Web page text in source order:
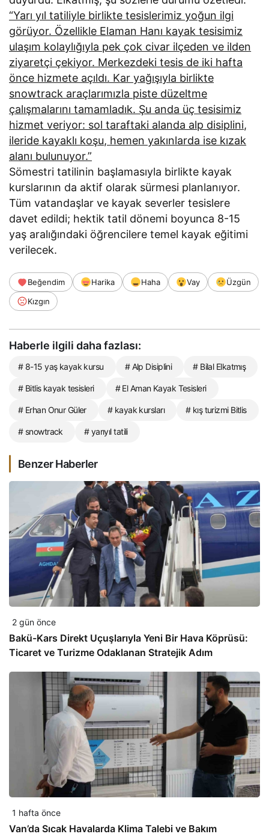
“Yarı yıl tatiliyle birlikte tesislerimiz yoğun ilgi
görüyor. Özellikle Elaman Hanı kayak tesisimiz
ulaşım kolaylığıyla pek çok civar ilçeden ve ilden
ziyaretçi çekiyor. Merkezdeki tesis de iki hafta
önce hizmete açıldı. Kar yağışıyla birlikte
snowtrack araçlarımızla piste düzeltme
çalışmalarını tamamladık. Şu anda üç tesisimiz
hizmet veriyor: sol taraftaki alanda alp disiplini,
ileride kayaklı koşu, hemen yakınlarda ise kızak
alanı bulunuyor.”
Sömestri tatilinin başlamasıyla birlikte kayak
kurslarının da aktif olarak sürmesi planlanıyor.
Tüm vatandaşlar ve kayak severler tesislere
davet edildi; hektik tatil dönemi boyunca 8-15
yaş aralığındaki öğrencilere temel kayak eğitimi
verilecek.
Beğendim Harika Haha Vay
Üzgün
Kızgın
Haberle ilgili daha fazlası:
# 8-15 yaş kayak kursu # Alp Disiplini # Bilal Elkatmış
# Bitlis kayak tesisleri # El Aman Kayak Tesisleri
# Erhan Onur Güler # kayak kursları # kış turizmi Bitlis
# snowtrack # yarıyıl tatili
Benzer Haberler
2 gün önce
Bakü-Kars Direkt Uçuşlarıyla Yeni Bir Hava Köprüsü:
Ticaret ve Turizme Odaklanan Stratejik Adım
1 hafta önce
Van’da Sıcak Havalarda Klima Talebi ve Bakım